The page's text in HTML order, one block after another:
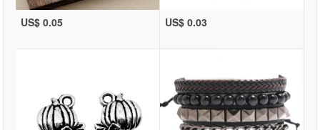
US$ 0.05 US$ 0.03